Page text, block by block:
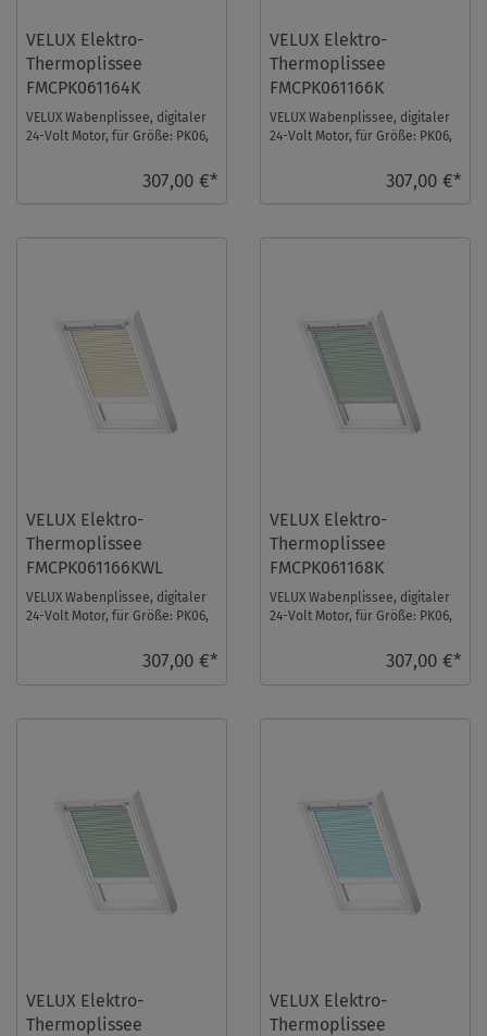
VELUX Elektro-
Thermoplissee
FMCPK061164K
VELUX Wabenplissee, digitaler
24-Volt Motor, für Größe: PK06,
307,00 €*
VELUX Elektro-
Thermoplissee
FMCPK061166K
VELUX Wabenplissee, digitaler
24-Volt Motor, für Größe: PK06,
307,00 €*
VELUX Elektro-
Thermoplissee
FMCPK061166KWL
VELUX Wabenplissee, digitaler
24-Volt Motor, für Größe: PK06,
307,00 €*
VELUX Elektro-
Thermoplissee
FMCPK061168K
VELUX Wabenplissee, digitaler
24-Volt Motor, für Größe: PK06,
307,00 €*
VELUX Elektro-
Thermoplissee
VELUX Elektro-
Thermoplissee